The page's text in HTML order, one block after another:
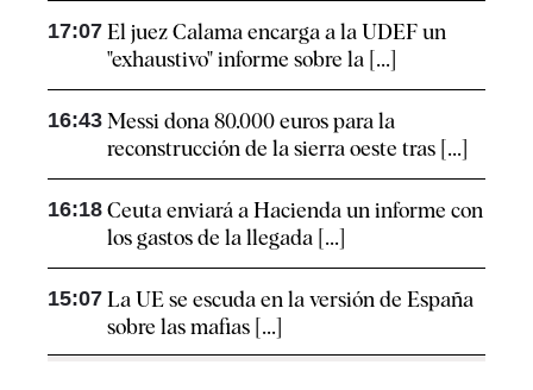
17:07 El juez Calama encarga a la UDEF un
"exhaustivo" informe sobre la [...]
16:43 Messi dona 80.000 euros para la
reconstrucción de la sierra oeste tras [...]
16:18 Ceuta enviará a Hacienda un informe con
los gastos de la llegada [...]
15:07 La UE se escuda en la versión de España
sobre las mafias [...]